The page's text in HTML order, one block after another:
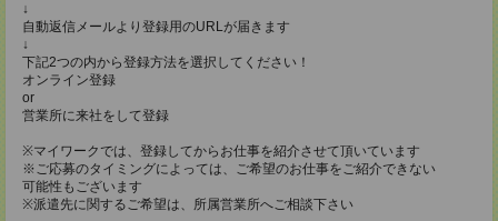
↓
自動返信メールより登録用のURLが届きます
↓
下記2つの内から登録方法を選択してください！
オンライン登録
or
営業所に来社をして登録
※マイワークでは、登録してからお仕事を紹介させて頂いています
※ご応募のタイミングによっては、ご希望のお仕事をご紹介できない
可能性もございます
※派遣先に関するご希望は、所属営業所へご相談下さい